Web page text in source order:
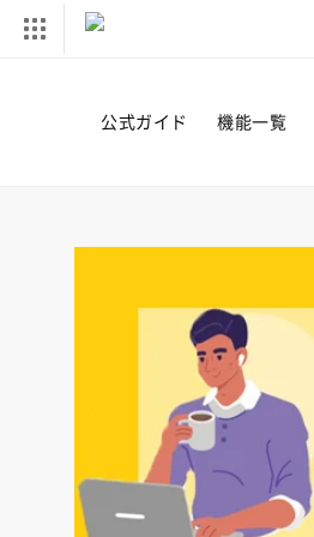
公式ガイド 機能一覧